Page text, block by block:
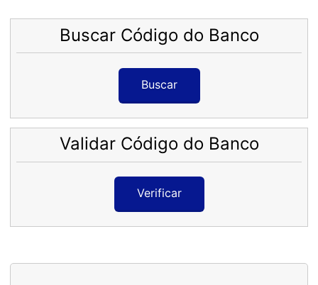
Buscar Código do Banco
Buscar
Validar Código do Banco
Verificar